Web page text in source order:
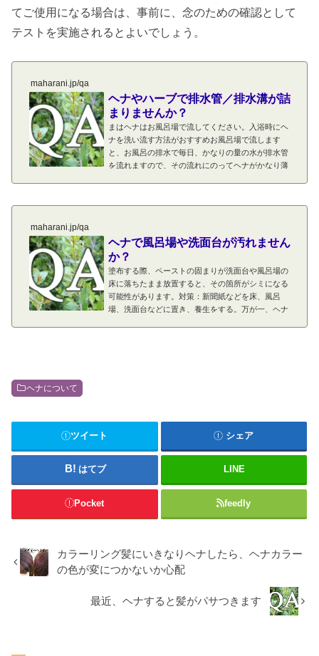
てご使用になる場合は、事前に、念のための確認として
テストを実施されるとよいでしょう。
maharani.jp/qa
ヘナやハーブで排水管／排水溝が詰
まりませんか？
まはヘナはお風呂場で流してください。入浴時にヘ
ナを洗い流す方法がおすすめお風呂場で流します
と、お風呂の排水で毎日、かなりの量の水が排水管
を流れますので、その流れにのってヘナがかなり薄
る場合はヘナが詰まったというお話は聞いたことが
後、多めの水量を配管から流れるように水を流すこ
とをおすすめします。ヘナを洗い流しす際...
maharani.jp/qa
ヘナで風呂場や洗面台が汚れません
か？
塗布する際、ペーストの固まりが洗面台や風呂場の
床に落ちたまま放置すると、その箇所がシミになる
可能性があります。対策：新聞紙などを床、風呂
場、洗面台などに置き、養生をする。万が一、ヘナ
ヘナについて
ツイート シェア
はてブ LINE
Pocket feedly
カラーリング髪にいきなりヘナしたら、ヘナカラー
の色が変につかないか心配
最近、ヘナすると髪がパサつきます